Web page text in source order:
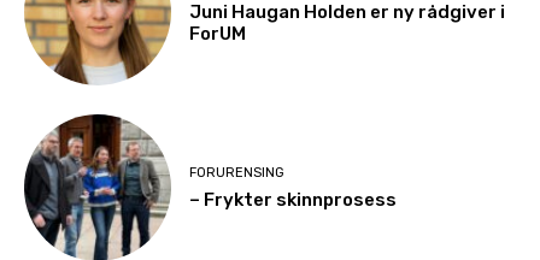
Juni Haugan Holden er ny rådgiver i
ForUM
FORURENSING
– Frykter skinnprosess